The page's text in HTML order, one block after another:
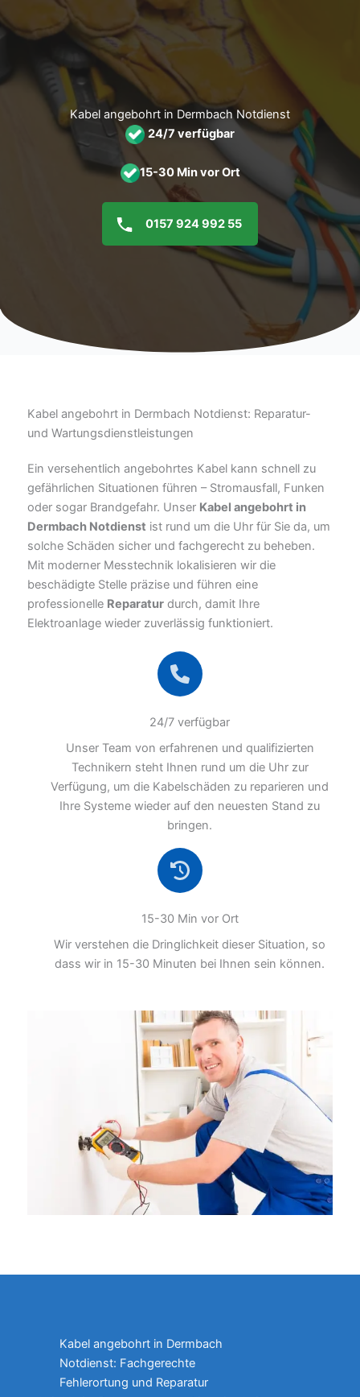
Inhalt
Kabel angebohrt in Dermbach Notdienst
24/7 verfügbar
15-30 Min vor Ort
0157 924 992 55
Kabel angebohrt in Dermbach Notdienst: Reparatur-
und Wartungsdienstleistungen
Ein versehentlich angebohrtes Kabel kann schnell zu
gefährlichen Situationen führen – Stromausfall, Funken
oder sogar Brandgefahr. Unser Kabel angebohrt in
Dermbach Notdienst ist rund um die Uhr für Sie da, um
solche Schäden sicher und fachgerecht zu beheben.
Mit moderner Messtechnik lokalisieren wir die
beschädigte Stelle präzise und führen eine
professionelle Reparatur durch, damit Ihre
Elektroanlage wieder zuverlässig funktioniert.
24/7 verfügbar
Unser Team von erfahrenen und qualifizierten
Technikern steht Ihnen rund um die Uhr zur
Verfügung, um die Kabelschäden zu reparieren und
Ihre Systeme wieder auf den neuesten Stand zu
bringen.
15-30 Min vor Ort
Wir verstehen die Dringlichkeit dieser Situation, so
dass wir in 15-30 Minuten bei Ihnen sein können.
Kabel angebohrt in Dermbach
Notdienst: Fachgerechte
Fehlerortung und Reparatur